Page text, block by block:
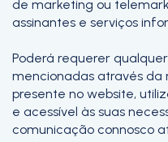
de marketing ou
assinantes e serviços
Poderá requerer
mencionadas através da
presente no website,
e acessível às suas
comunicação connosco